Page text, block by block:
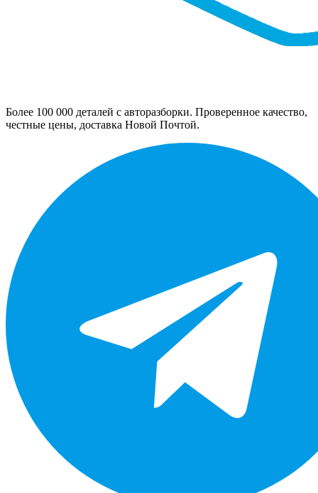
Более 100 000 деталей с авторазборки. Проверенное качество,
честные цены, доставка Новой Почтой.